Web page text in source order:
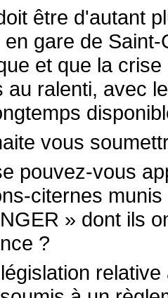
être d'autant
gare de
et que la
au ralenti, avec
vous
pouvez-vous
citernes
» dont ils
?